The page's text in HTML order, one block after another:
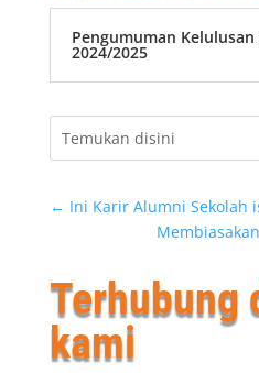
Pengumuman Kelulusan
2024/2025
← Ini Karir Alumni Sekolah
Terhubung
kami